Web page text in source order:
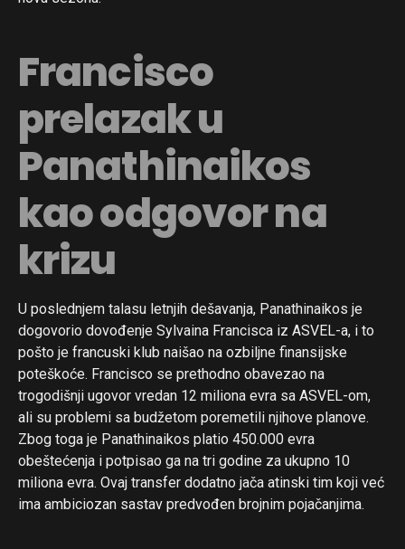
Francisco
prelazak u
Panathinaikos
kao odgovor na
krizu
U poslednjem talasu letnjih dešavanja, Panathinaikos je
dogovorio dovođenje Sylvaina Francisca iz ASVEL-a, i to
pošto je francuski klub naišao na ozbiljne finansijske
poteškoće. Francisco se prethodno obavezao na
trogodišnji ugovor vredan 12 miliona evra sa ASVEL-om,
ali su problemi sa budžetom poremetili njihove planove.
Zbog toga je Panathinaikos platio 450.000 evra
obeštećenja i potpisao ga na tri godine za ukupno 10
miliona evra. Ovaj transfer dodatno jača atinski tim koji već
ima ambiciozan sastav predvođen brojnim pojačanjima.